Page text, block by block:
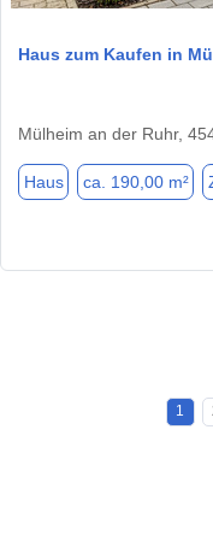
Haus zum Kaufen in
Mülheim an der Ruhr,
Haus ca. 190,00 m²
1